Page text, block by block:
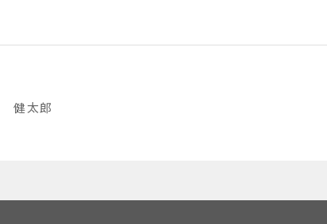
健太郎